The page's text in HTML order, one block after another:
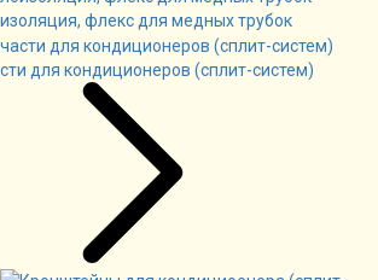
флекс для медных трубок
для кондиционеров (сплит-систем)